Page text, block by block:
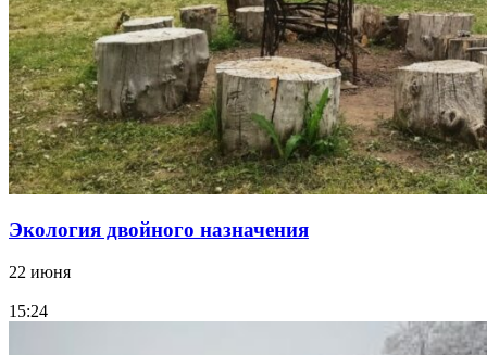
Экология двойного назначения
22 июня
15:24